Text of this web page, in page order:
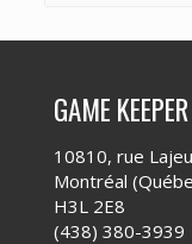
GAME
10810, rue
Montréal
H3L 2E8
(438) 380-3939